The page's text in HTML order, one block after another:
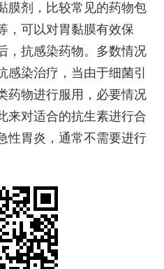
膜剂，比较常见的药物包
，可以对胃黏膜有效保
，抗感染药物。多数情况
染治疗，当由于细菌引
药物进行服用，必要情况
来对适合的抗生素进行合
性胃炎，通常不需要进行